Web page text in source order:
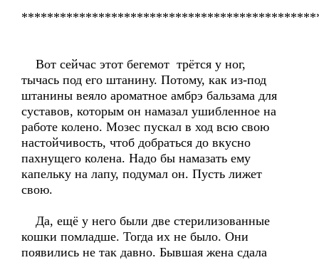
Вот сейчас этот бегемот трётся у ног,
тычась под его штанину. Потому, как из-под
штанины веяло ароматное амбрэ бальзама для
суставов, которым он намазал ушибленное на
работе колено. Мозес пускал в ход всю свою
настойчивость, чтоб добраться до вкусно
пахнущего колена. Надо бы намазать ему
капельку на лапу, подумал он. Пусть лижет
свою.
Да, ещё у него были две стерилизованные
кошки помладше. Тогда их не было. Они
появились не так давно. Бывшая жена сдала